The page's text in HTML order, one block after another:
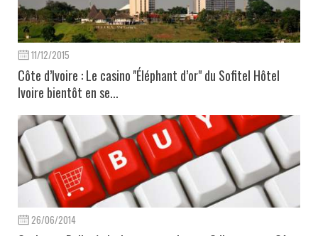
11/12/2015
Côte d’Ivoire : Le casino ''Éléphant d’or" du Sofitel Hôtel
Ivoire bientôt en se...
26/06/2014